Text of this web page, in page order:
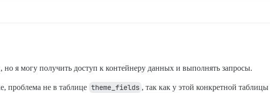
я могу получить доступ к контейнеру данных и выполнять запросы.
проблема не в таблице theme_fields , так как у этой конкретной